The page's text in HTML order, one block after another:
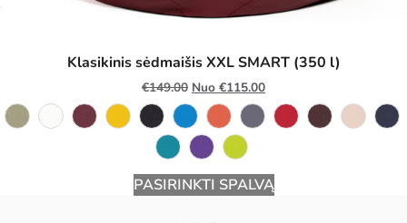
Klasikinis sėdmaišis XXL SMART (350 l)
€149.00 Nuo €115.00
PASIRINKTI SPALVĄ